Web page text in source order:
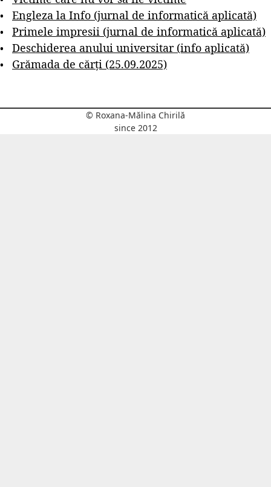
Engleza la Info (jurnal de informatică aplicată)
Primele impresii (jurnal de informatică aplicată)
Deschiderea anului universitar (info aplicată)
Grămada de cărți (25.09.2025)
© Roxana-Mălina Chirilă
since 2012